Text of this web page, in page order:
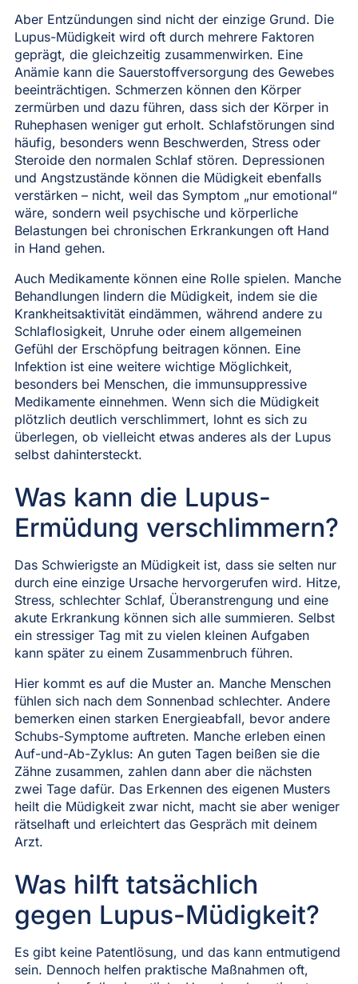
Aber Entzündungen sind nicht der einzige Grund. Die
Lupus-Müdigkeit wird oft durch mehrere Faktoren
geprägt, die gleichzeitig zusammenwirken. Eine
Anämie kann die Sauerstoffversorgung des Gewebes
beeinträchtigen. Schmerzen können den Körper
zermürben und dazu führen, dass sich der Körper in
Ruhephasen weniger gut erholt. Schlafstörungen sind
häufig, besonders wenn Beschwerden, Stress oder
Steroide den normalen Schlaf stören. Depressionen
und Angstzustände können die Müdigkeit ebenfalls
verstärken – nicht, weil das Symptom „nur emotional“
wäre, sondern weil psychische und körperliche
Belastungen bei chronischen Erkrankungen oft Hand
in Hand gehen.
Auch Medikamente können eine Rolle spielen. Manche
Behandlungen lindern die Müdigkeit, indem sie die
Krankheitsaktivität eindämmen, während andere zu
Schlaflosigkeit, Unruhe oder einem allgemeinen
Gefühl der Erschöpfung beitragen können. Eine
Infektion ist eine weitere wichtige Möglichkeit,
besonders bei Menschen, die immunsuppressive
Medikamente einnehmen. Wenn sich die Müdigkeit
plötzlich deutlich verschlimmert, lohnt es sich zu
überlegen, ob vielleicht etwas anderes als der Lupus
selbst dahintersteckt.
Was kann die Lupus-
Ermüdung verschlimmern?
Das Schwierigste an Müdigkeit ist, dass sie selten nur
durch eine einzige Ursache hervorgerufen wird. Hitze,
Stress, schlechter Schlaf, Überanstrengung und eine
akute Erkrankung können sich alle summieren. Selbst
ein stressiger Tag mit zu vielen kleinen Aufgaben
kann später zu einem Zusammenbruch führen.
Hier kommt es auf die Muster an. Manche Menschen
fühlen sich nach dem Sonnenbad schlechter. Andere
bemerken einen starken Energieabfall, bevor andere
Schubs-Symptome auftreten. Manche erleben einen
Auf-und-Ab-Zyklus: An guten Tagen beißen sie die
Zähne zusammen, zahlen dann aber die nächsten
zwei Tage dafür. Das Erkennen des eigenen Musters
heilt die Müdigkeit zwar nicht, macht sie aber weniger
rätselhaft und erleichtert das Gespräch mit deinem
Arzt.
Was hilft tatsächlich
gegen Lupus-Müdigkeit?
Es gibt keine Patentlösung, und das kann entmutigend
sein. Dennoch helfen praktische Maßnahmen oft,